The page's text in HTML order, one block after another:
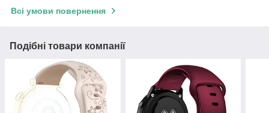
Всі умови повернення
Подібні товари компанії